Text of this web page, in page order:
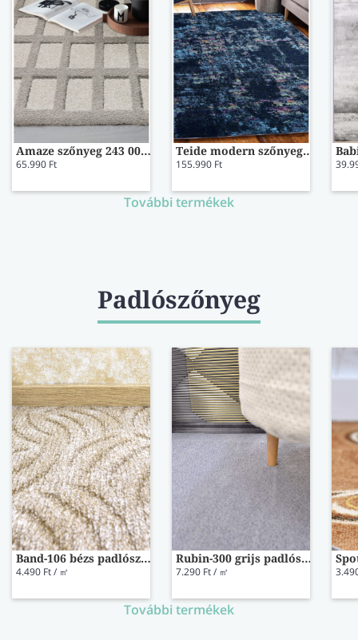
Amaze szőnyeg 243 005 80x150
65.990 Ft
Teide modern szőnyeg 97003/5008-99 160x230
155.990 Ft
További termékek
Padlószőnyeg
Band-106 bézs padlószőnyeg 400 cm-es
4.490 Ft / ㎡
Rubin-300 grijs padlószőnyeg 400 cm-es
7.290 Ft / ㎡
További termékek